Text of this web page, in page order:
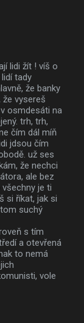
lidi žít ! víš o
tady
že banky
vysereš
osmdesáti na
trh, trh,
čím dál míň
jdsou čím
už ses
že nechci
ale bez
je ti
si říkat, jak si
suchý
s tím
a otevřená
to nemá
vole